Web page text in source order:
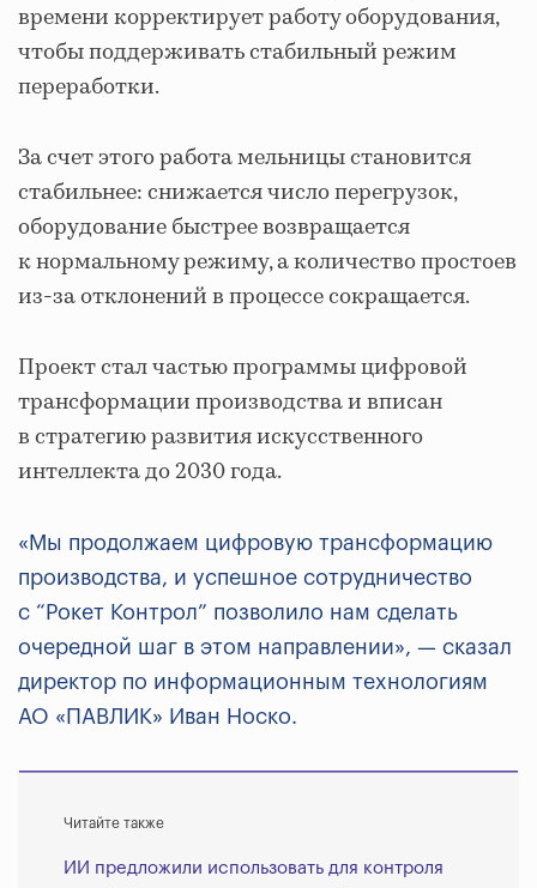
времени корректирует работу оборудования,
чтобы поддерживать стабильный режим
переработки.
За счет этого работа мельницы становится
стабильнее: снижается число перегрузок,
оборудование быстрее возвращается
к нормальному режиму, а количество простоев
из-за отклонений в процессе сокращается.
Проект стал частью программы цифровой
трансформации производства и вписан
в стратегию развития искусственного
интеллекта до 2030 года.
«Мы продолжаем цифровую трансформацию
производства, и успешное сотрудничество
с “Рокет Контрол” позволило нам сделать
очередной шаг в этом направлении», — сказал
директор по информационным технологиям
АО «ПАВЛИК» Иван Носко.
Читайте также
ИИ предложили использовать для контроля